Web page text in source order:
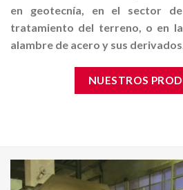
en geotecnía, en el sector
tratamiento del terreno, o en
alambre de acero y sus derivados.
NUESTROS